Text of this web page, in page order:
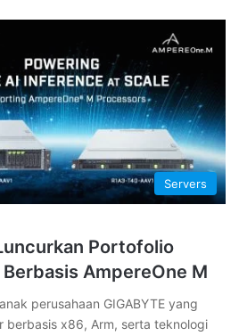
Servers
Portofolio
AmpereOne M
perusahaan GIGABYTE yang
berbasis x86, Arm, serta teknologi